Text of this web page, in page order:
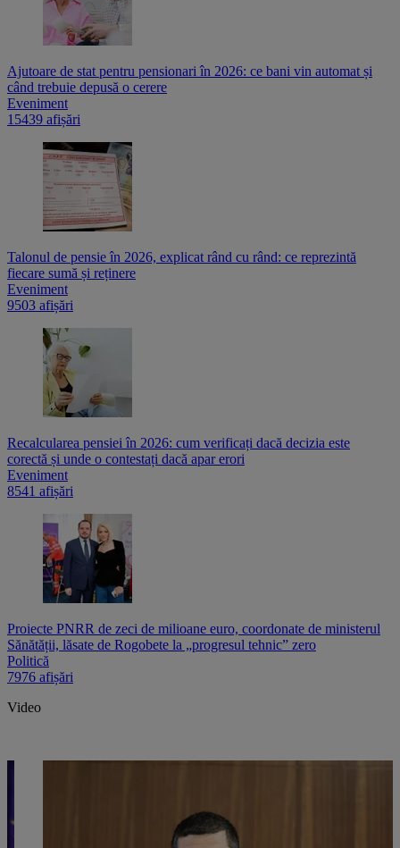
Ajutoare de stat pentru pensionari în 2026: ce bani vin automat și
când trebuie depusă o cerere
Eveniment
15439 afișări
Talonul de pensie în 2026, explicat rând cu rând: ce reprezintă
fiecare sumă și reținere
Eveniment
9503 afișări
Recalcularea pensiei în 2026: cum verificați dacă decizia este
corectă și unde o contestați dacă apar erori
Eveniment
8541 afișări
Proiecte PNRR de zeci de milioane euro, coordonate de ministerul
Sănătății, lăsate de Rogobete la „progresul tehnic” zero
Politică
7976 afișări
Video